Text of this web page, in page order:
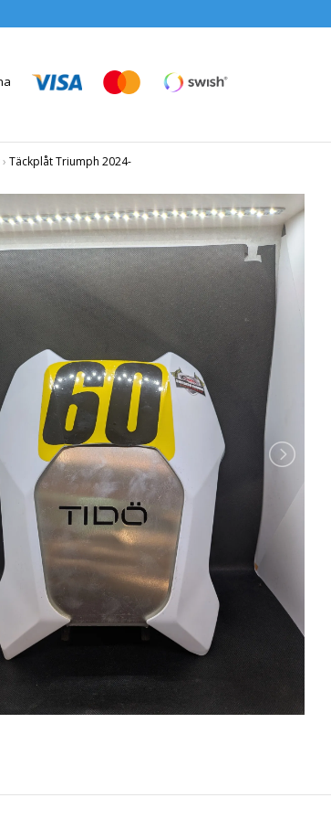
› Täckplåt Triumph 2024-